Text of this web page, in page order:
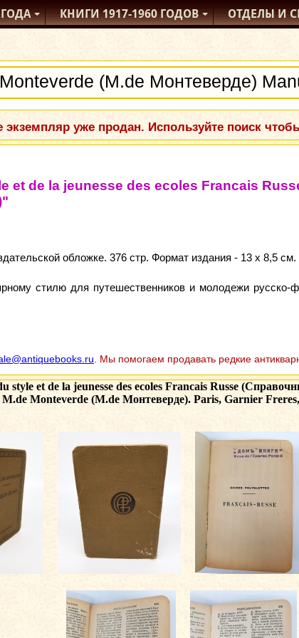
ГОДА КНИГИ1917-1960ГОДОВ ОТДЕЛЫИ
уже продан. Используйте поиск
et de la jeunesse des ecoles Francais
обложке. 376 стр. Формат издания - 13 х 8,5
стилю для путешественников и молодежи
. Мы помогаем продавать редкие
style et de la jeunesse des ecoles Francais Russe
Monteverde (M.de Монтеверде). Paris, Garnier